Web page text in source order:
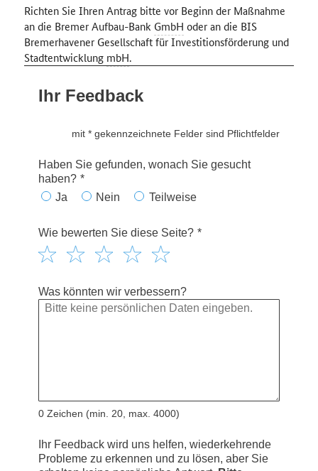
Richten Sie Ihren Antrag bitte vor Beginn der Maßnahme
an die Bremer Aufbau-Bank GmbH oder an die BIS
Bremerhavener Gesellschaft für Investitionsförderung und
Stadtentwicklung mbH.